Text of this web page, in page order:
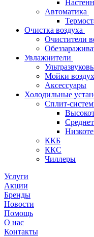
Автоматика
Очистка воздуха
Очистители
Увлажнители
Мойки
Аксессуары
Холодильные
Сплит-
ККБ
ККС
Чиллеры
Услуги
Акции
Бренды
Новости
Помощь
О нас
Контакты